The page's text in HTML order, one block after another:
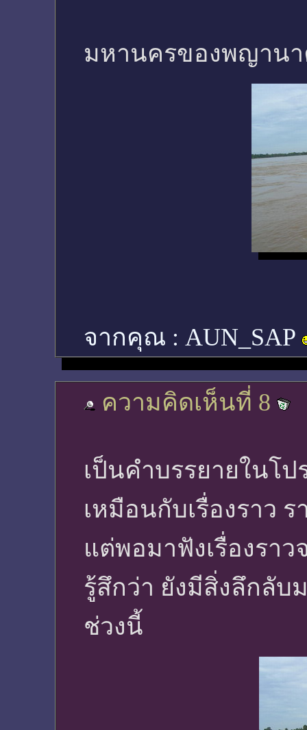
มหานครของพญานา
จากคุณ : AUN_SAP
ความคิดเห็นที่ 8
เป็นคำบรรยายในโ
เหมือนกับเรื่องราว ร
แต่พอมาฟังเรื่องรา
รู้สึกว่า ยังมีสิ่งลึกลั
ช่วงนี้